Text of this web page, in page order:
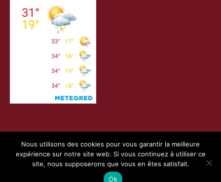
Copyright © 2026 Villefranche de Conflent
| Création
Mentions Légales
Nous utilisons des cookies pour vous garantir la meilleure
expérience sur notre site web. Si vous continuez à utiliser ce
site, nous supposerons que vous en êtes satisfait.
Ok